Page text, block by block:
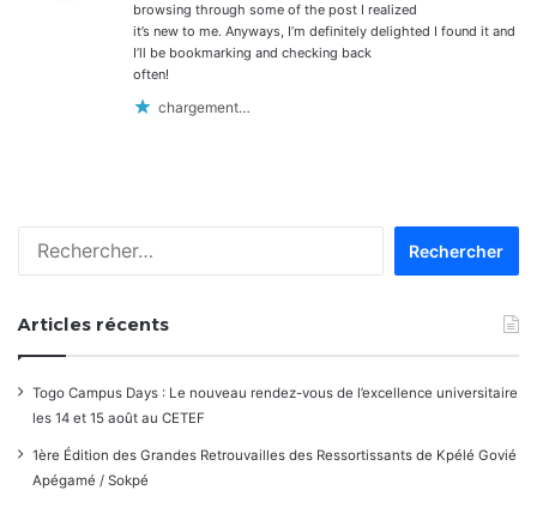
browsing through some of the post I realized
it’s new to me. Anyways, I’m definitely delighted I found it and
I’ll be bookmarking and checking back
often!
chargement…
Articles récents
Togo Campus Days : Le nouveau rendez-vous de l’excellence universitaire
les 14 et 15 août au CETEF
1ère Édition des Grandes Retrouvailles des Ressortissants de Kpélé Govié
Apégamé / Sokpé